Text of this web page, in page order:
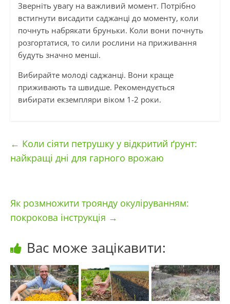
Зверніть увагу на важливий момент. Потрібно
встигнути висадити саджанці до моменту, коли
почнуть набрякати бруньки. Коли вони почнуть
розгортатися, то сили рослини на приживання
будуть значно менші.
Вибирайте молоді саджанці. Вони краще
приживають та швидше. Рекомендується
вибирати екземпляри віком 1-2 роки.
← Коли сіяти петрушку у відкритий ґрунт:
найкращі дні для гарного врожаю
Як розмножити троянду окуліруванням:
покрокова інструкція →
Вас може зацікавити: